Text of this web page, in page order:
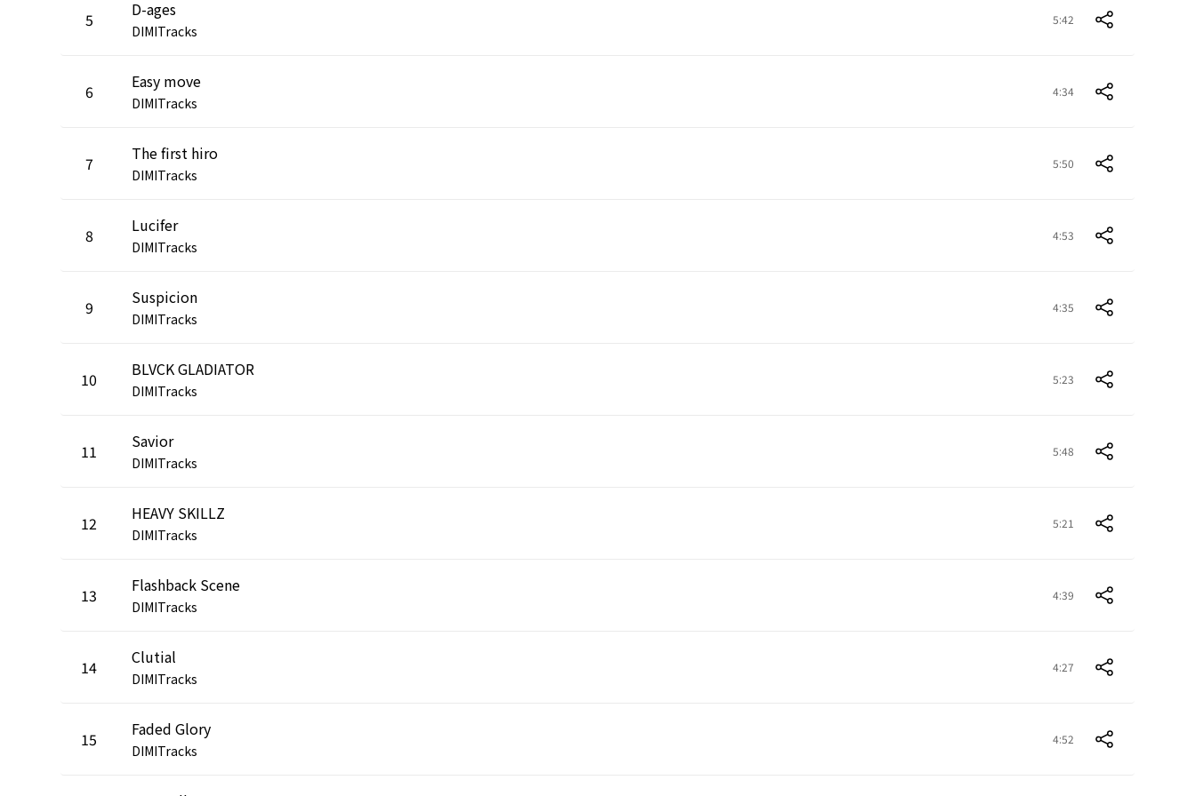
5 D-ages
DIMITracks
5:42
6 Easy move
DIMITracks
4:34
7 The first hiro
DIMITracks
5:50
8 Lucifer
DIMITracks
4:53
9 Suspicion
DIMITracks
4:35
10 BLVCK GLADIATOR
DIMITracks
5:23
11 Savior
DIMITracks
5:48
12 HEAVY SKILLZ
DIMITracks
5:21
13 Flashback Scene
DIMITracks
4:39
14 Clutial
DIMITracks
4:27
15 Faded Glory
DIMITracks
4:52